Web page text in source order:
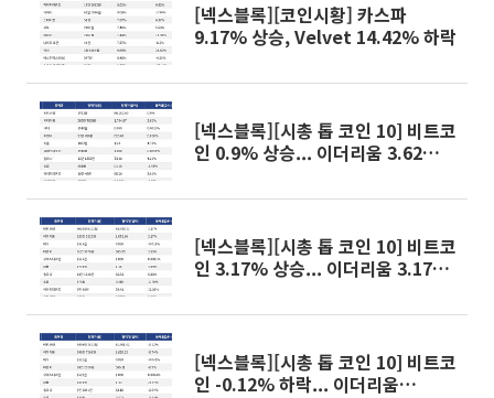
[넥스블록][코인시황] 카스파
9.17% 상승, Velvet 14.42% 하락
[넥스블록][시총 톱 코인 10] 비트코
인 0.9% 상승... 이더리움 3.62%
[넥스블록][시총 톱 코인 10] 비트코
인 3.17% 상승... 이더리움 3.17%
[넥스블록][시총 톱 코인 10] 비트코
인 -0.12% 하락... 이더리움